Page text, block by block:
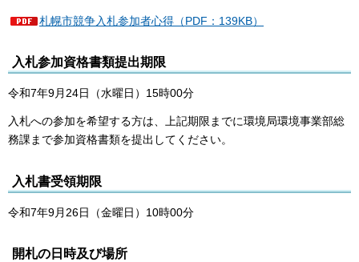
札幌市競争入札参加者心得（PDF：139KB）
入札参加資格書類提出期限
令和7年9月24日（水曜日）15時00分
入札への参加を希望する方は、上記期限までに環境局環境事業部総
務課まで参加資格書類を提出してください。
入札書受領期限
令和7年9月26日（金曜日）10時00分
開札の日時及び場所